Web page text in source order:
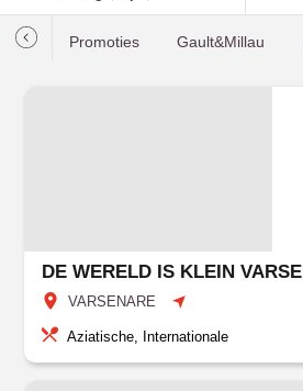
Promoties Gault&Millau
VARSENARE
Aziatische, Internationale